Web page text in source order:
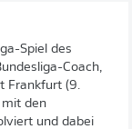
Spiel des
Coach,
Frankfurt (9.
den
und dabei